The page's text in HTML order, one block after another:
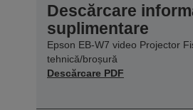
Descărcare
suplimentare
Epson EB-W7 video Projector
tehnică/broșură
Descărcare PDF